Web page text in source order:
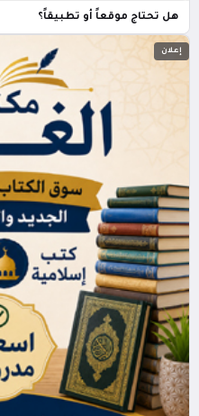
هل تحتاج موقعاً أو تطبيقاً؟
إعلان